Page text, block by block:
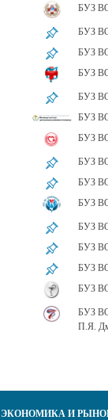
БУЗ
БУЗ
БУЗ
БУЗ
БУЗ
БУЗ
БУЗ
БУЗ
БУЗ
БУЗ
БУЗ
БУЗ
БУЗ
БУЗ
БУЗ ВО
П.Я.
ЭКОНОМИКА И